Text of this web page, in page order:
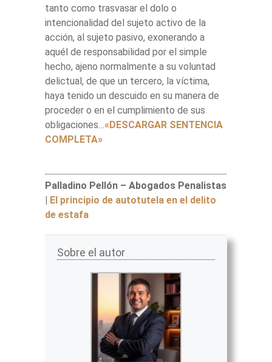
tanto como trasvasar el dolo o
intencionalidad del sujeto activo de la
acción, al sujeto pasivo, exonerando a
aquél de responsabilidad por el simple
hecho, ajeno normalmente a su voluntad
delictual, de que un tercero, la víctima,
haya tenido un descuido en su manera de
proceder o en el cumplimiento de sus
obligaciones…«DESCARGAR SENTENCIA
COMPLETA»
Palladino Pellón – Abogados Penalistas
El principio de autotutela en el delito
de estafa
Sobre el autor